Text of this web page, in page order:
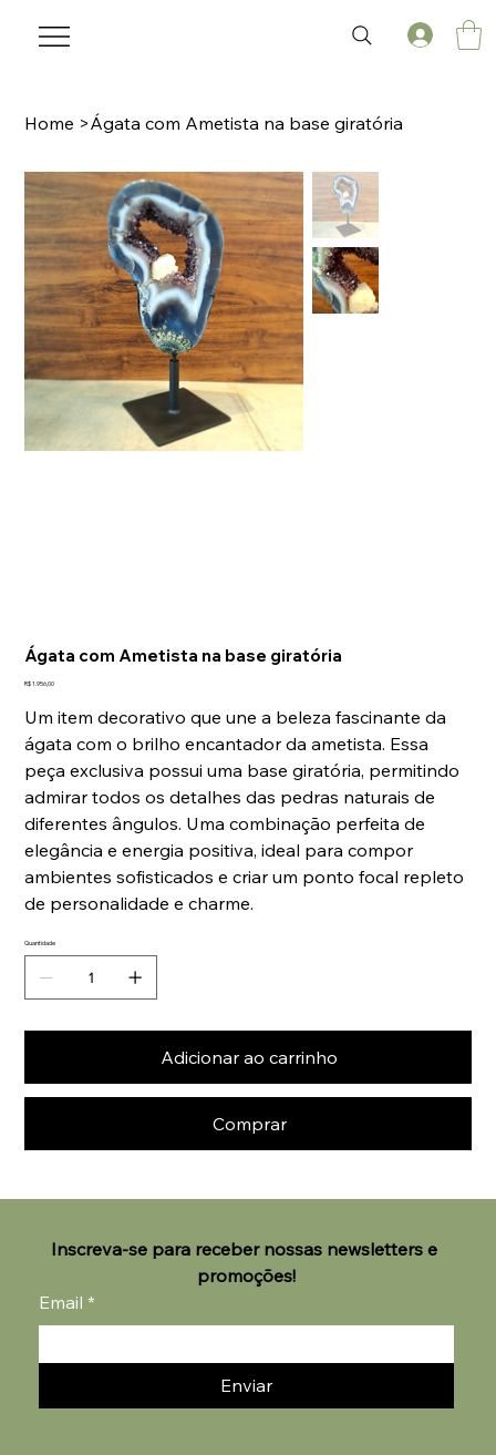
🌟 Welcome to our help center!
Tell us, how can we solve your issue?
Home >Ágata com Ametista na base giratória
Ágata com Ametista na base giratória
Preço
R$ 1.956,00
Um item decorativo que une a beleza fascinante da
ágata com o brilho encantador da ametista. Essa
peça exclusiva possui uma base giratória, permitindo
admirar todos os detalhes das pedras naturais de
diferentes ângulos. Uma combinação perfeita de
elegância e energia positiva, ideal para compor
ambientes sofisticados e criar um ponto focal repleto
de personalidade e charme.
Quantidade
Adicionar ao carrinho
Comprar
Inscreva-se para receber nossas newsletters e
promoções!
Email *
Enviar